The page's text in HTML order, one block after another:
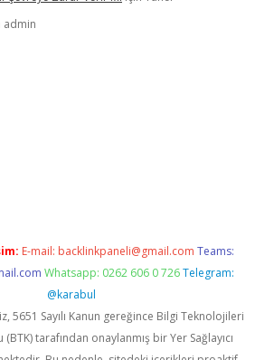
admin
E-mail: backlinkpaneli@gmail.com Teams:
Whatsapp: 0262 606 0 726 Telegram:
@karabul
5651 Sayılı Kanun gereğince Bilgi Teknolojileri
tarafından onaylanmış bir Yer Sağlayıcı